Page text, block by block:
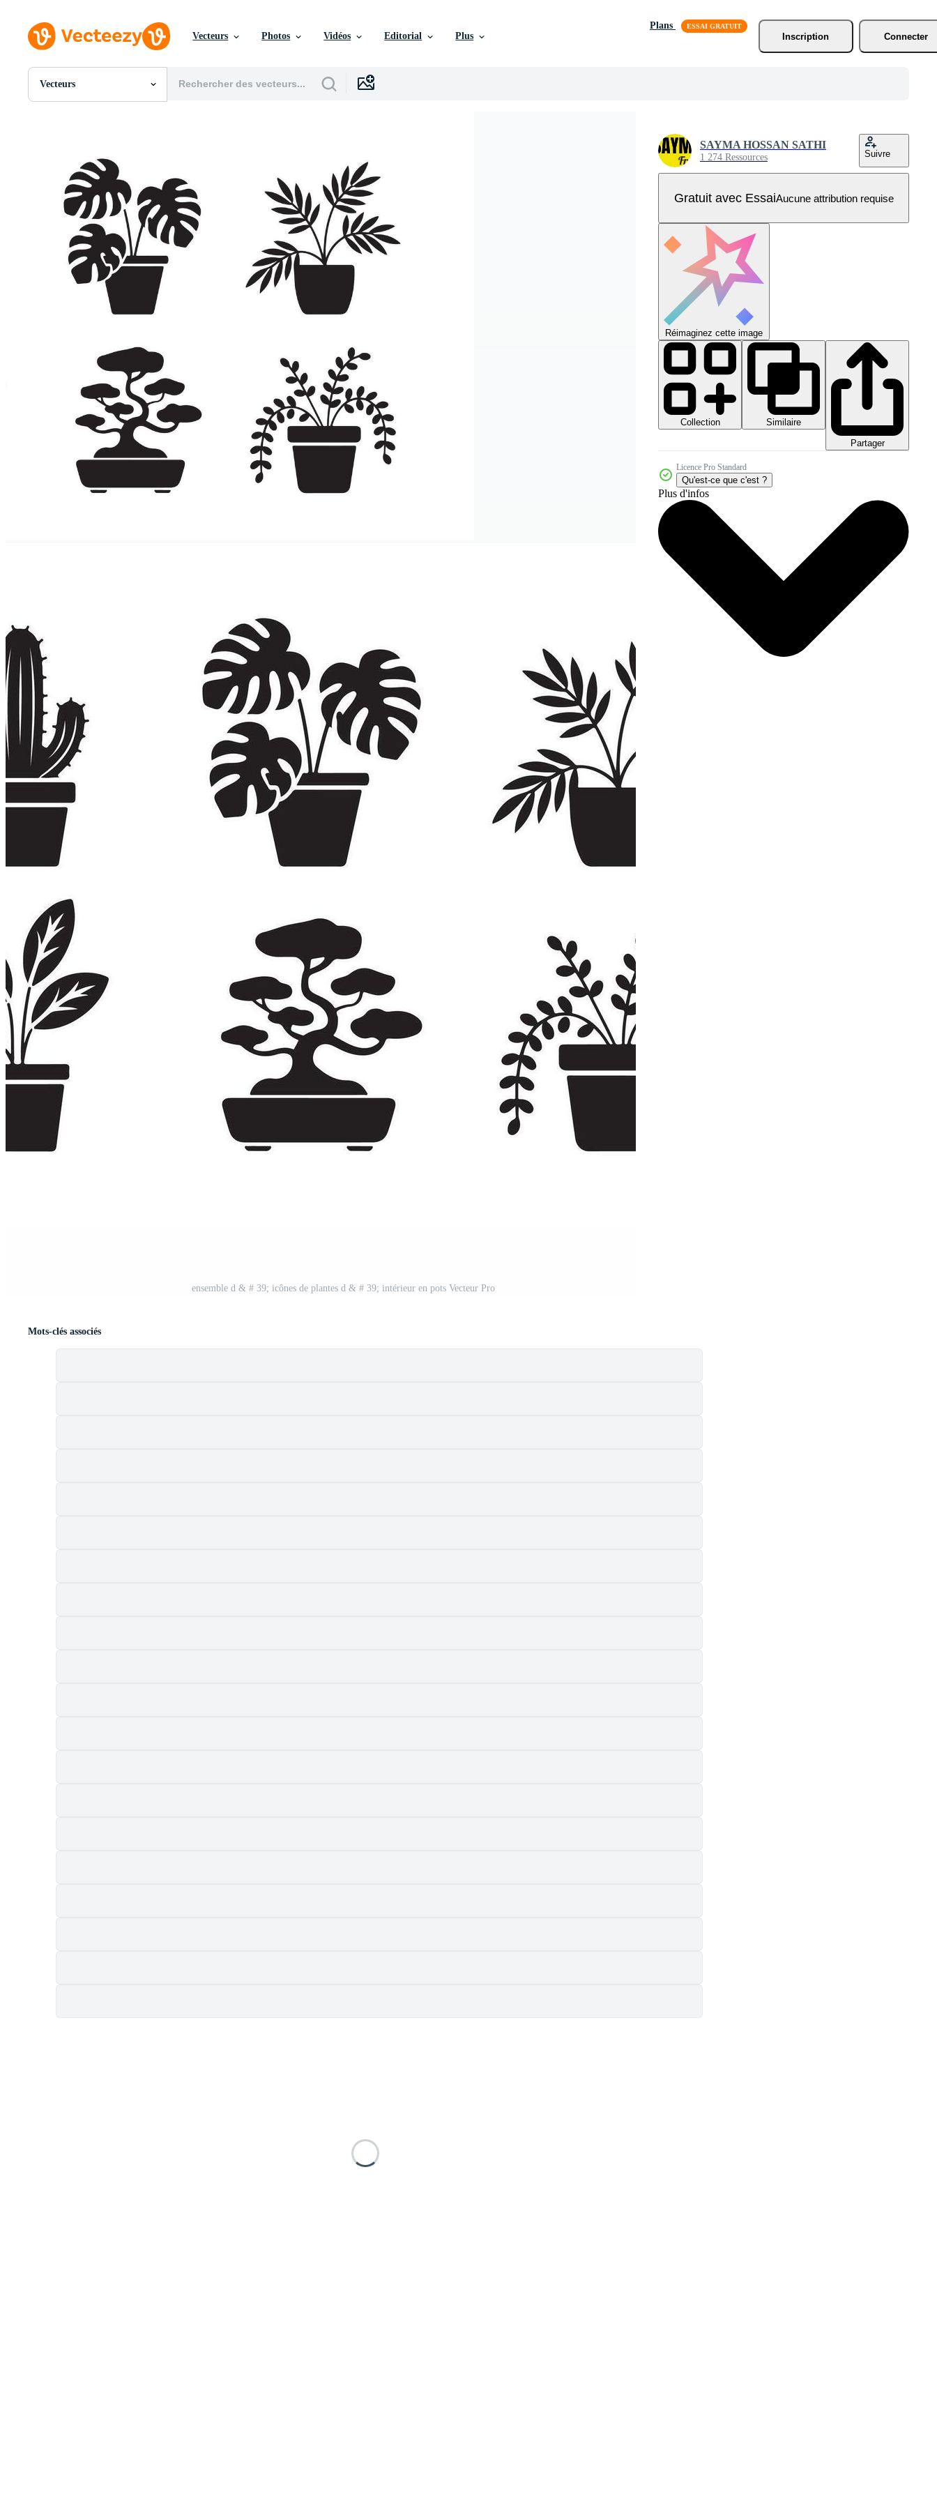
Vecteurs Photos Vidéos Editorial Plus
Plans
Inscription
Connecter
Vecteurs
Toutes Images
Modèles
Vecteurs
Vidéos
Motion graphics
Images Éditoriales
Événements Éditoriaux
ensemble d & # 39; icônes de plantes d & # 39; intérieur en pots Vecteur Pro
SAYMA HOSSAN SATHI
1 274 Ressources Suivre
Gratuit avec EssaiAucune attribution requise
Réimaginez cette image
Collection
Similaire
Partager
Licence Pro Standard
Qu'est-ce que c'est ?
Plus d'infos
Mots-clés associés